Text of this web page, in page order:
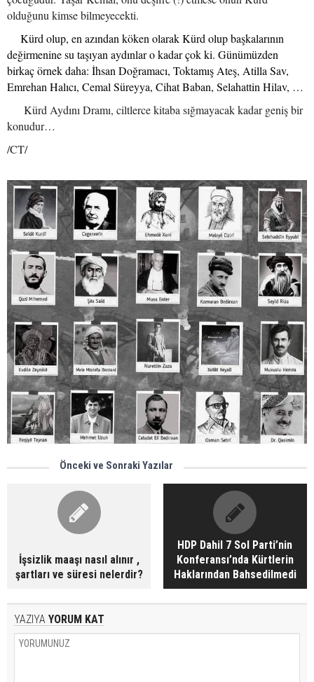
olduğunu kimse bilmeyecekti.
Kürd olup, en azından köken olarak Kürd olup başkalarının
değirmenine su taşıyan aydınlar o kadar çok ki. Günümüzden
birkaç örnek daha: İhsan Doğramacı, Toktamış Ateş, Atilla Sav,
Emrehan Halıcı, Cemal Süreyya, Cihat Baban, Selahattin Hilav, …
Kürd Aydını Dramı, ciltlerce kitaba sığmayacak kadar geniş bir
konudur…
/CT/
Önceki ve Sonraki Yazılar
İşsizlik maaşı nasıl alınır ,
şartları ve süresi nelerdir?
HDP Dahil 7 Sol Parti’nin
Konferansı’nda Kürtlerin
Haklarından Bahsedilmedi
YAZIYA YORUM KAT